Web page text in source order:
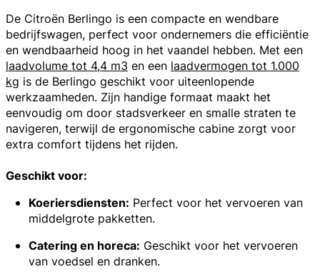
De Citroën Berlingo is een compacte en wendbare
bedrijfswagen, perfect voor ondernemers die efficiëntie
en wendbaarheid hoog in het vaandel hebben. Met een
laadvolume tot 4,4 m3 en een laadvermogen tot 1.000
kg is de Berlingo geschikt voor uiteenlopende
werkzaamheden. Zijn handige formaat maakt het
eenvoudig om door stadsverkeer en smalle straten te
navigeren, terwijl de ergonomische cabine zorgt voor
extra comfort tijdens het rijden.
Geschikt voor:
Koeriersdiensten: Perfect voor het vervoeren van
middelgrote pakketten.
Catering en horeca: Geschikt voor het vervoeren
van voedsel en dranken.